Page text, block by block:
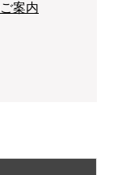
案内